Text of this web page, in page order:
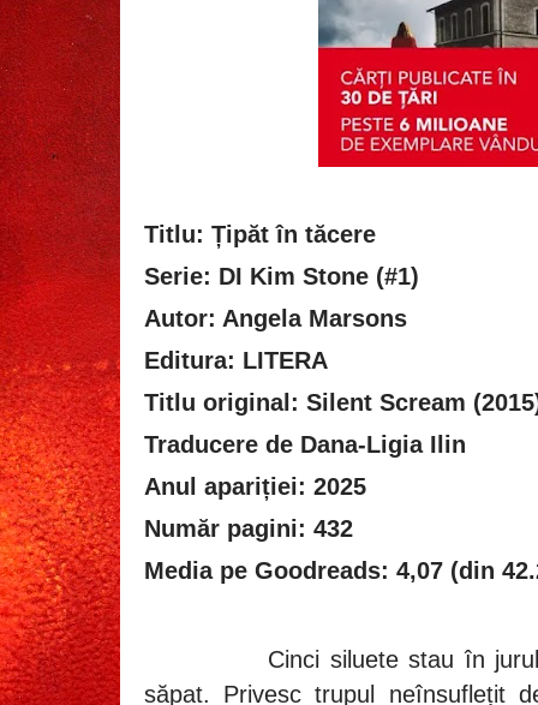
Titlu: Țipăt în tăcere
Serie: DI Kim Stone (#1)
Autor: Angela Marsons
Editura: LITERA
Titlu original: Silent Scream
Traducere de Dana-Ligia Ilin
Anul apariției: 2025
Număr pagini: 432
Media pe Goodreads: 4,07 (din
Cinci siluete stau în
săpat. Privesc trupul neînsuflețit